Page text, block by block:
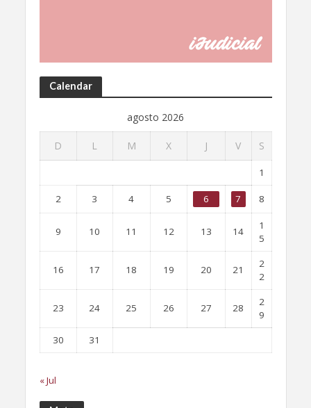
Calendar
agosto 2026
D L M X J V S
1
2 3 4 5 6 7 8
9 10 11 12 13 14
1
5
16 17 18 19 20 21
2
2
23 24 25 26 27 28
2
9
30
31
« Jul